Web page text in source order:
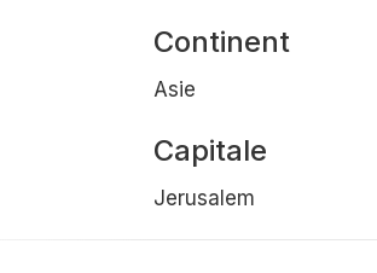
Continent
Asie
Capitale
Jerusalem